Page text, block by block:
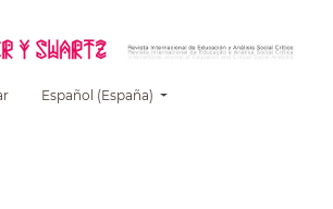
Español (España)